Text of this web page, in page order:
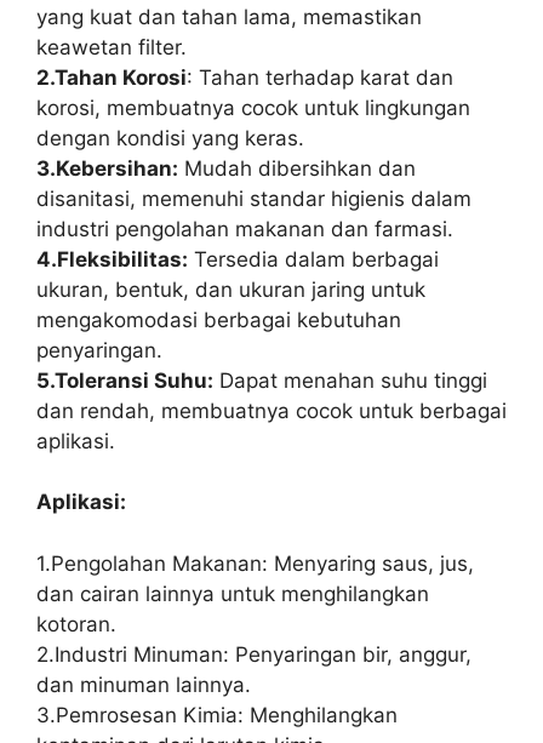
yang kuat dan tahan lama, memastikan
keawetan filter.
2.Tahan Korosi: Tahan terhadap karat dan
korosi, membuatnya cocok untuk lingkungan
dengan kondisi yang keras.
3.Kebersihan: Mudah dibersihkan dan
disanitasi, memenuhi standar higienis dalam
industri pengolahan makanan dan farmasi.
4.Fleksibilitas: Tersedia dalam berbagai
ukuran, bentuk, dan ukuran jaring untuk
mengakomodasi berbagai kebutuhan
penyaringan.
5.Toleransi Suhu: Dapat menahan suhu tinggi
dan rendah, membuatnya cocok untuk berbagai
aplikasi.
Aplikasi:
1.Pengolahan Makanan: Menyaring saus, jus,
dan cairan lainnya untuk menghilangkan
kotoran.
2.Industri Minuman: Penyaringan bir, anggur,
dan minuman lainnya.
3.Pemrosesan Kimia: Menghilangkan